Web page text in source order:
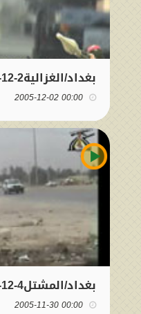
بغداد/الغزالية2-12-2005
00:00 2005-12-02
بغداد/المشتل4-12-2005
00:00 2005-11-30